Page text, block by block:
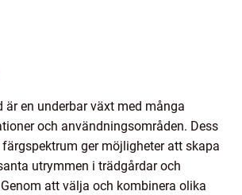
är en underbar växt med många
och användningsområden. Dess
ger möjligheter att skapa
utrymmen i trädgårdar och
att välja och kombinera olika